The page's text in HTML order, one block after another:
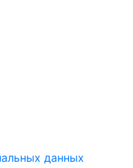
данных